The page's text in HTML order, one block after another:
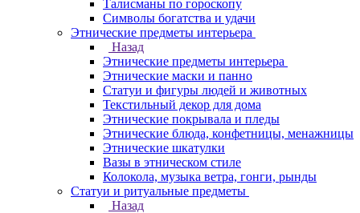
Талисманы по гороскопу
Символы богатства и удачи
Этнические предметы интерьера
Назад
Этнические предметы интерьера
Этнические маски и панно
Статуи и фигуры людей и животных
Текстильный декор для дома
Этнические покрывала и пледы
Этнические блюда, конфетницы, менажницы
Этнические шкатулки
Вазы в этническом стиле
Колокола, музыка ветра, гонги, рынды
Статуи и ритуальные предметы
Назад